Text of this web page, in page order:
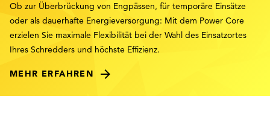
Ob zur Überbrückung von Engpässen, für temporäre Einsätze
oder als dauerhafte Energieversorgung: Mit dem Power Core
erzielen Sie maximale Flexibilität bei der Wahl des Einsatzortes
Ihres Schredders und höchste Effizienz.
MEHR ERFAHREN